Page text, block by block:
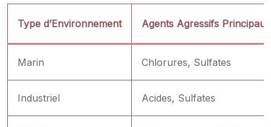
Type d’Environnement Agents Agressifs Principaux
Marin Chlorures, Sulfates
Industriel Acides, Sulfates